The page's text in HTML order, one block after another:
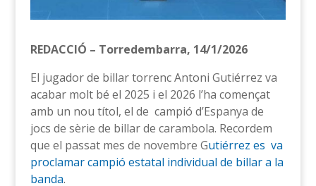
REDACCIÓ – Torredembarra, 14/1/2026
El jugador de billar torrenc Antoni Gutiérrez va
acabar molt bé el 2025 i el 2026 l’ha començat
amb un nou títol, el de campió d’Espanya de
jocs de sèrie de billar de carambola. Recordem
que el passat mes de novembre Gutiérrez es va
proclamar campió estatal individual de billar a la
banda.